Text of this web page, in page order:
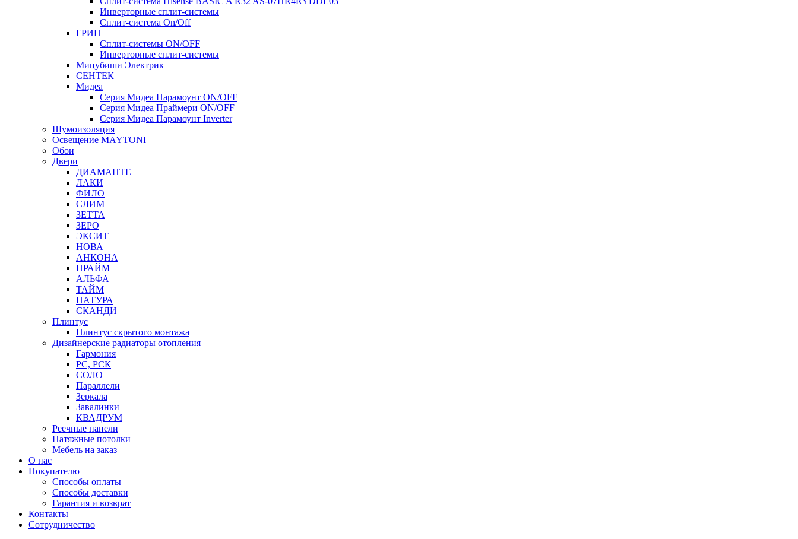
Инверторные сплит-системы
Сплит-система On/Off
ГРИН
Сплит-системы ON/OFF
Инверторные сплит-системы
Мицубиши Электрик
СЕНТЕК
Мидеа
Серия Мидеа Парамоунт ON/OFF
Серия Мидеа Праймери ON/OFF
Серия Мидеа Парамоунт Inverter
Шумоизоляция
Освещение MAYTONI
Обои
Двери
ДИАМАНТЕ
ЛАКИ
ФИЛО
СЛИМ
ЗЕТТА
ЗЕРО
ЭКСИТ
НОВА
АНКОНА
ПРАЙМ
АЛЬФА
ТАЙМ
НАТУРА
СКАНДИ
Плинтус
Плинтус скрытого монтажа
Дизайнерские радиаторы отопления
Гармония
РС, РСК
СОЛО
Параллели
Зеркала
Завалинки
КВАДРУМ
Реечные панели
Натяжные потолки
Мебель на заказ
О нас
Покупателю
Способы оплаты
Способы доставки
Гарантия и возврат
Контакты
Сотрудничество